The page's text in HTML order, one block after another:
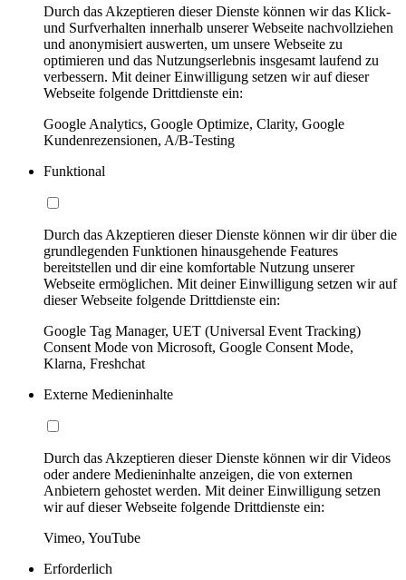
Durch das Akzeptieren dieser Dienste können wir das Klick-
und Surfverhalten innerhalb unserer Webseite nachvollziehen
und anonymisiert auswerten, um unsere Webseite zu
optimieren und das Nutzungserlebnis insgesamt laufend zu
verbessern. Mit deiner Einwilligung setzen wir auf dieser
Webseite folgende Drittdienste ein:
Google Analytics, Google Optimize, Clarity, Google
Kundenrezensionen, A/B-Testing
Funktional
Durch das Akzeptieren dieser Dienste können wir dir über die
grundlegenden Funktionen hinausgehende Features
bereitstellen und dir eine komfortable Nutzung unserer
Webseite ermöglichen. Mit deiner Einwilligung setzen wir auf
dieser Webseite folgende Drittdienste ein:
Google Tag Manager, UET (Universal Event Tracking)
Consent Mode von Microsoft, Google Consent Mode,
Klarna, Freshchat
Externe Medieninhalte
Durch das Akzeptieren dieser Dienste können wir dir Videos
oder andere Medieninhalte anzeigen, die von externen
Anbietern gehostet werden. Mit deiner Einwilligung setzen
wir auf dieser Webseite folgende Drittdienste ein:
Vimeo, YouTube
Erforderlich